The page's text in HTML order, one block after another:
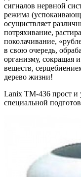
сигналов нервной
режима
осущиствляет
потряхивание,
поколачивание,
в свою очередь,
организму, сокращая
веществ,
дерево жизни!
Lanix TM-436 прост и
специальной